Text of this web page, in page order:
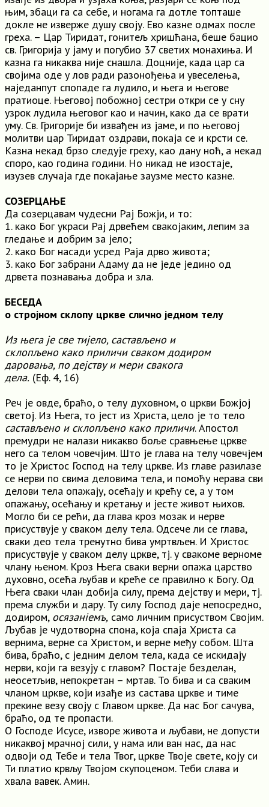
њим, збаци га са себе, и ногама га дотле топташе
докле не изверже душу своју. Ево казне одмах после
греха. – Цар Тиридат, гонитељ хришћана, беше бацио
св. Григорија у јаму и погубио 37 светих монахиња. И
казна га никаква није снашла. Доцније, када цар са
својима оде у лов ради разонођења и увеселења,
наједанпут спопаде га лудило, и њега и његове
пратиоце. Његовој побожној сестри откри се у сну
узрок лудила његовог као и начин, како да се врати
уму. Св. Григорије би извађен из јаме, и по његовој
молитви цар Тиридат оздрави, покаја се и крсти се.
Казна некад брзо следује греху, као дану ноћ, а некад
споро, као година години. Но никад не изостаје,
изузев случаја где покајање заузме место казне.
СОЗЕРЦАЊЕ
Да созерцавам чудесни Рај Божји, и то:
1. како Бог украси Рај дрвећем свакојаким, лепим за
гледање и добрим за јело;
2. како Бог насади усред Раја дрво живота;
3. како Бог забрани Адаму да не једе једино од
дрвета познавања добра и зла.
БЕСЕДА
о стројном склопу цркве слично једном телу
Из њега је све тијело, састављено и
склопљено како приличи сваком додиром
даровања, по дејству и мери свакога
дела. (Еф. 4, 16)
Реч је овде, браћо, о телу духовном, о цркви Божјој
светој. Из Њега, то јест из Христа, цело је то тело
састављено и склопљено како приличи. Апостол
премудри не налази никакво боље сравњење цркве
него са телом човечјим. Што је глава на телу човечјем
то је Христос Господ на телу цркве. Из главе разилазе
се нерви по свима деловима тела, и помоћу нерава сви
делови тела опажају, осећају и крећу се, а у том
опажању, осећању и кретању и јесте живот њихов.
Могло би се рећи, да глава кроз мозак и нерве
присуствује у сваком делу тела. Одсече ли се глава,
сваки део тела тренутно бива умртвљен. И Христос
присуствује у сваком делу цркве, тј. у свакоме верноме
члану њеном. Кроз Њега сваки верни опажа царство
духовно, осећа љубав и креће се правилно к Богу. Од
Њега сваки члан добија силу, према дејству и мери, тј.
према служби и дару. Ту силу Господ даје непосредно,
додиром, осязанiемъ, само личним присуством Својим.
Љубав је чудотворна спона, која спаја Христа са
вернима, верне са Христом, и верне међу собом. Шта
бива, браћо, с једним делом тела, када се искидају
нерви, који га везују с главом? Постаје безделан,
неосетљив, непокретан – мртав. То бива и са сваким
чланом цркве, који изађе из састава цркве и тиме
прекине везу своју с Главом цркве. Да нас Бог сачува,
браћо, од те пропасти.
О Господе Исусе, изворе живота и љубави, не допусти
никаквој мрачној сили, у нама или ван нас, да нас
одвоји од Тебе и тела Твог, цркве Твоје свете, коју си
Ти платио крвљу Твојом скупоценом. Теби слава и
хвала вавек. Амин.